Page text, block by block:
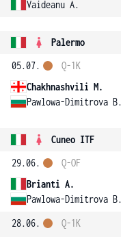
Vaideanu A.
Palermo
05.07.
Chakhnashvili M.
Pawlowa-Dimitrova B.
Q-1K
Cuneo ITF
29.06.
Brianti A.
Pawlowa-Dimitrova B.
Q-OF
28.06.
Q-1K